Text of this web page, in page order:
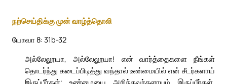
நற்செய்திக்கு முன் வாழ்த்தொலி
யோவா 8: 31b-32
அல்லேலூயா, அல்லேலூயா! என் வார்த்தைகளை நீங்கள்
தொடர்ந்து கடைப்பிடித்து வந்தால் உண்மையில் என் சீடர்களாய்
இருப்பீர்கள்; உண்மையை அறிந்தவர்களாயும் இருப்பீர்கள்.